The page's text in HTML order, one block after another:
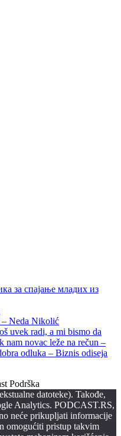
за спајање младих из
– Neda Nikolić
uvek radi, a mi bismo da
nam novac leže na rečun –
odluka – Biznis odiseja
Podrška
datoteke). Takođe,
Analytics. PODCAST.RS,
neće prikupljati informacije
omogućiti pristup takvim